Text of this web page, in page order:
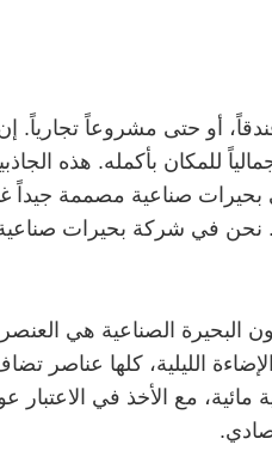
أو حتى مشروعاً تجارياً.
للمكان بأكمله. هذه
صناعية مصممة جيداً
نحن في شركة بحيرات
الصناعية هي العنصر
الليلية، كلها عناصر
مع الأخذ في الاعتبار